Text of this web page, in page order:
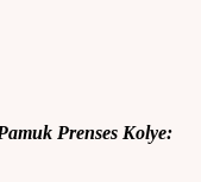
Kolye: